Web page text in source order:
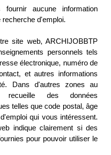
aucune information
recherche d'emploi.
site web, ARCHIJOBBTP
personnels tels
électronique, numéro de
et autres informations
Dans d'autres zones au
recueille des données
telles que code postal, âge
qui vous intéressent.
indique clairement si des
pour pouvoir utiliser le